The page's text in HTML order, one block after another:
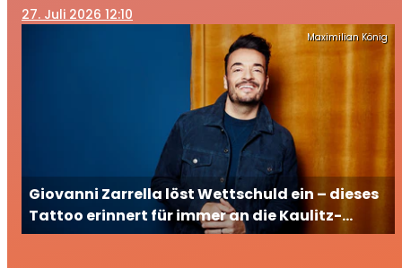
27. Juli 2026 12:10
Maximilian König
Giovanni Zarrella löst Wettschuld ein – dieses
Tattoo erinnert für immer an die Kaulitz-
Brüder